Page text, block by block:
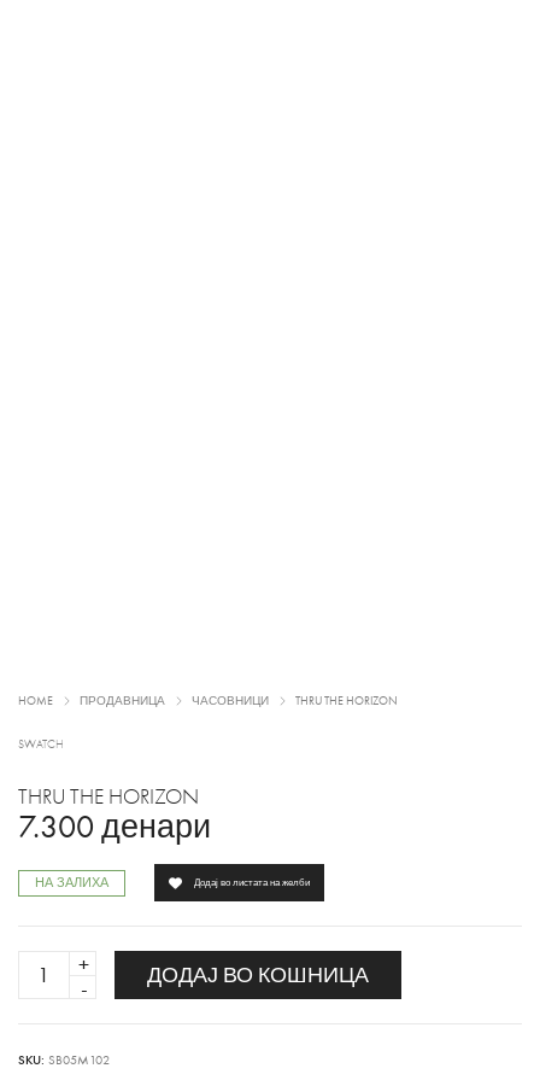
HOME ПРОДАВНИЦА ЧАСОВНИЦИ THRU THE HORIZON
SWATCH
THRU THE HORIZON
7.300 денари
НА ЗАЛИХА
THRU
THE
ДОДАЈ ВО КОШНИЦА
Додај во листата на желби
SKU: SB05M102